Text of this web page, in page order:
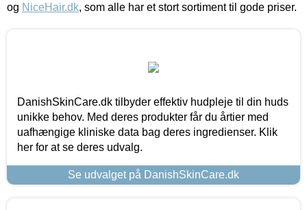
og NiceHair.dk, som alle har et stort sortiment til gode priser.
DanishSkinCare.dk tilbyder effektiv hudpleje til din huds
unikke behov. Med deres produkter får du årtier med
uafhængige kliniske data bag deres ingredienser. Klik
her for at se deres udvalg.
Se udvalget på DanishSkinCare.dk